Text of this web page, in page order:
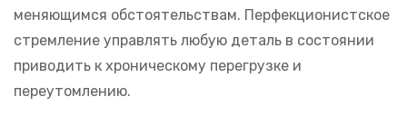
меняющимся обстоятельствам. Перфекционистское
стремление управлять любую деталь в состоянии
приводить к хроническому перегрузке и
переутомлению.